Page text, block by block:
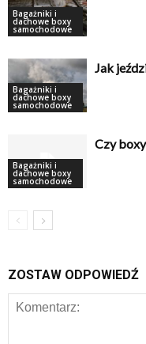
Bagażniki i
dachowe boxy
samochodowe
Bagażniki i
dachowe boxy
samochodowe
Jak
Bagażniki i
dachowe boxy
samochodowe
Czy
ZOSTAW ODPOWIEDŹ